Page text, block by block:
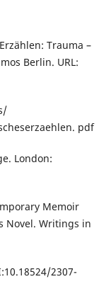
Trauma –
Berlin. URL:
pdf
London:
Memoir
Novel. Writings in
2307-